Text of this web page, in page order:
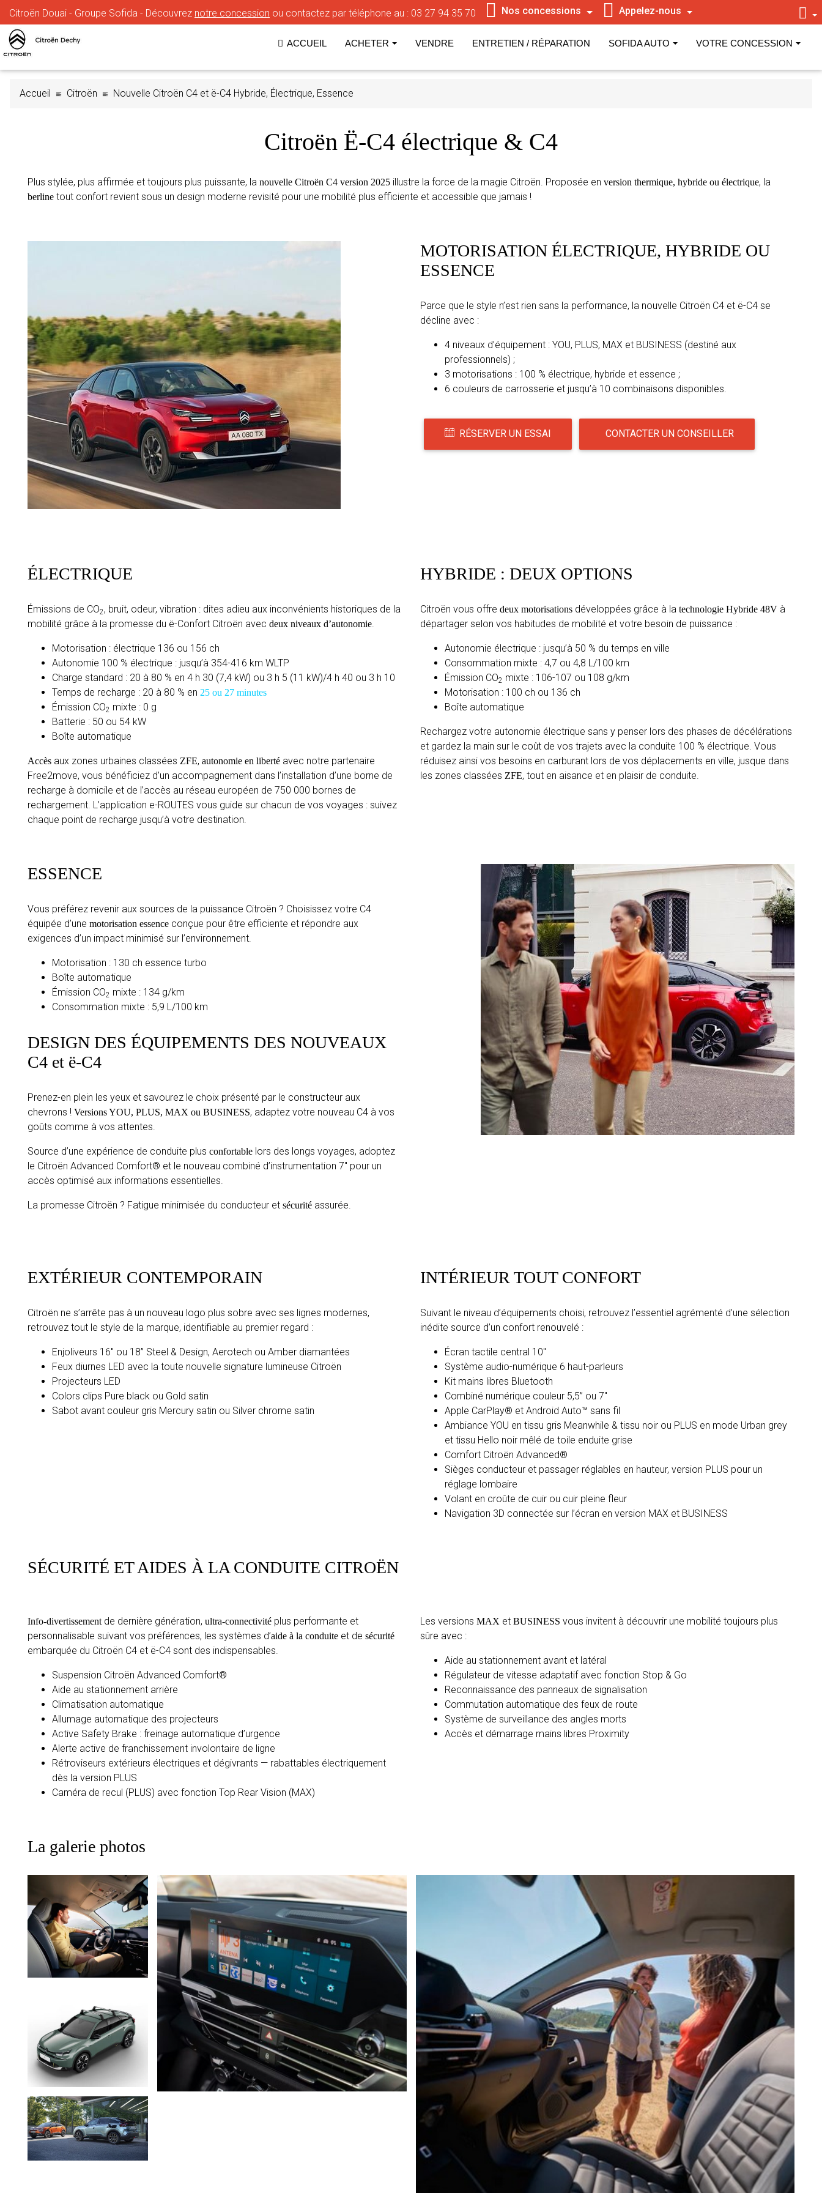
Citroën Douai - Groupe Sofida - Découvrez notre concession ou contactez par téléphone au : 03 27 94 35 70 Nos concessions Appelez-nous
ACCUEIL ACHETER VENDRE ENTRETIEN / RÉPARATION SOFIDA AUTO VOTRE CONCESSION
Accueil Citroën Nouvelle Citroën C4 et ë-C4 Hybride, Électrique, Essence
Citroën Ë-C4 électrique & C4
Plus stylée, plus affirmée et toujours plus puissante, la nouvelle Citroën C4 version 2025 illustre la force de la magie Citroën. Proposée en version thermique, hybride ou électrique, la
berline tout confort revient sous un design moderne revisité pour une mobilité plus efficiente et accessible que jamais !
MOTORISATION ÉLECTRIQUE, HYBRIDE OU
ESSENCE
Parce que le style n’est rien sans la performance, la nouvelle Citroën C4 et ë-C4 se
décline avec :
4 niveaux d’équipement : YOU, PLUS, MAX et BUSINESS (destiné aux
professionnels) ;
3 motorisations : 100 % électrique, hybride et essence ;
6 couleurs de carrosserie et jusqu’à 10 combinaisons disponibles.
RÉSERVER UN ESSAI CONTACTER UN CONSEILLER
ÉLECTRIQUE
Émissions de CO2, bruit, odeur, vibration : dites adieu aux inconvénients historiques de la
mobilité grâce à la promesse du ë-Confort Citroën avec deux niveaux d’autonomie.
Motorisation : électrique 136 ou 156 ch
Autonomie 100 % électrique : jusqu’à 354-416 km WLTP
Charge standard : 20 à 80 % en 4 h 30 (7,4 kW) ou 3 h 5 (11 kW)/4 h 40 ou 3 h 10
Temps de recharge : 20 à 80 % en 25 ou 27 minutes
Émission CO2 mixte : 0 g
Batterie : 50 ou 54 kW
Boîte automatique
Accès aux zones urbaines classées ZFE, autonomie en liberté avec notre partenaire
Free2move, vous bénéficiez d’un accompagnement dans l’installation d’une borne de
recharge à domicile et de l’accès au réseau européen de 750 000 bornes de
rechargement. L’application e-ROUTES vous guide sur chacun de vos voyages : suivez
chaque point de recharge jusqu’à votre destination.
HYBRIDE : DEUX OPTIONS
Citroën vous offre deux motorisations développées grâce à la technologie Hybride 48V à
départager selon vos habitudes de mobilité et votre besoin de puissance :
Autonomie électrique : jusqu’à 50 % du temps en ville
Consommation mixte : 4,7 ou 4,8 L/100 km
Émission CO2 mixte : 106-107 ou 108 g/km
Motorisation : 100 ch ou 136 ch
Boîte automatique
Rechargez votre autonomie électrique sans y penser lors des phases de décélérations
et gardez la main sur le coût de vos trajets avec la conduite 100 % électrique. Vous
réduisez ainsi vos besoins en carburant lors de vos déplacements en ville, jusque dans
les zones classées ZFE, tout en aisance et en plaisir de conduite.
ESSENCE
Vous préférez revenir aux sources de la puissance Citroën ? Choisissez votre C4
équipée d’une motorisation essence conçue pour être efficiente et répondre aux
exigences d’un impact minimisé sur l’environnement.
Motorisation : 130 ch essence turbo
Boîte automatique
Émission CO2 mixte : 134 g/km
Consommation mixte : 5,9 L/100 km
DESIGN DES ÉQUIPEMENTS DES NOUVEAUX
C4 et ë-C4
Prenez-en plein les yeux et savourez le choix présenté par le constructeur aux
chevrons ! Versions YOU, PLUS, MAX ou BUSINESS, adaptez votre nouveau C4 à vos
goûts comme à vos attentes.
Source d’une expérience de conduite plus confortable lors des longs voyages, adoptez
le Citroën Advanced Comfort® et le nouveau combiné d’instrumentation 7″ pour un
accès optimisé aux informations essentielles.
La promesse Citroën ? Fatigue minimisée du conducteur et sécurité assurée.
EXTÉRIEUR CONTEMPORAIN
Citroën ne s’arrête pas à un nouveau logo plus sobre avec ses lignes modernes,
retrouvez tout le style de la marque, identifiable au premier regard :
Enjoliveurs 16″ ou 18’’ Steel & Design, Aerotech ou Amber diamantées
Feux diurnes LED avec la toute nouvelle signature lumineuse Citroën
Projecteurs LED
Colors clips Pure black ou Gold satin
Sabot avant couleur gris Mercury satin ou Silver chrome satin
INTÉRIEUR TOUT CONFORT
Suivant le niveau d’équipements choisi, retrouvez l’essentiel agrémenté d’une sélection
inédite source d’un confort renouvelé :
Écran tactile central 10″
Système audio-numérique 6 haut-parleurs
Kit mains libres Bluetooth
Combiné numérique couleur 5,5’’ ou 7″
Apple CarPlay® et Android Auto™ sans fil
Ambiance YOU en tissu gris Meanwhile & tissu noir ou PLUS en mode Urban grey
et tissu Hello noir mêlé de toile enduite grise
Comfort Citroën Advanced®
Sièges conducteur et passager réglables en hauteur, version PLUS pour un
réglage lombaire
Volant en croûte de cuir ou cuir pleine fleur
Navigation 3D connectée sur l’écran en version MAX et BUSINESS
SÉCURITÉ ET AIDES À LA CONDUITE CITROËN
Info-divertissementde dernière génération, ultra-connectivité plus performante et
personnalisable suivant vos préférences, les systèmes d’aide à la conduite et de sécurité
embarquée du Citroën C4 et ë-C4 sont des indispensables.
Suspension Citroën Advanced Comfort®
Aide au stationnement arrière
Climatisation automatique
Allumage automatique des projecteurs
Active Safety Brake : freinage automatique d’urgence
Alerte active de franchissement involontaire de ligne
Rétroviseurs extérieurs électriques et dégivrants — rabattables électriquement
dès la version PLUS
Caméra de recul (PLUS) avec fonction Top Rear Vision (MAX)
Les versions MAX et BUSINESS vous invitent à découvrir une mobilité toujours plus
sûre avec :
Aide au stationnement avant et latéral
Régulateur de vitesse adaptatif avec fonction Stop & Go
Reconnaissance des panneaux de signalisation
Commutation automatique des feux de route
Système de surveillance des angles morts
Accès et démarrage mains libres Proximity
La galerie photos